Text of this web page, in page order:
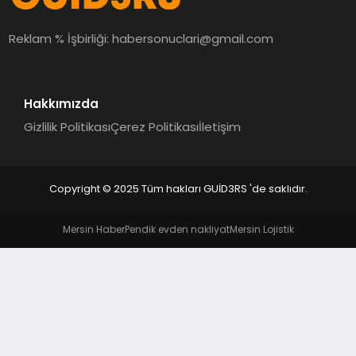
MAGAZIN
Reklam % İşbirliği:habersonuclari@gmail.com
Hakkımızda
Gizlilik PolitikasıÇerez Politikasıİletişim
Copyright © 2025 Tüm hakları GUİD3RS 'de saklıdır.
Mersin HaberPendik evden nakliyatMersin Lojistik